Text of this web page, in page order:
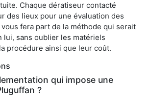
Chaque dératiseur contacté
des lieux pour une évaluation des
fera part de la méthode qui serait
lui, sans oublier les matériels
procédure ainsi que leur coût.
qui impose une
?